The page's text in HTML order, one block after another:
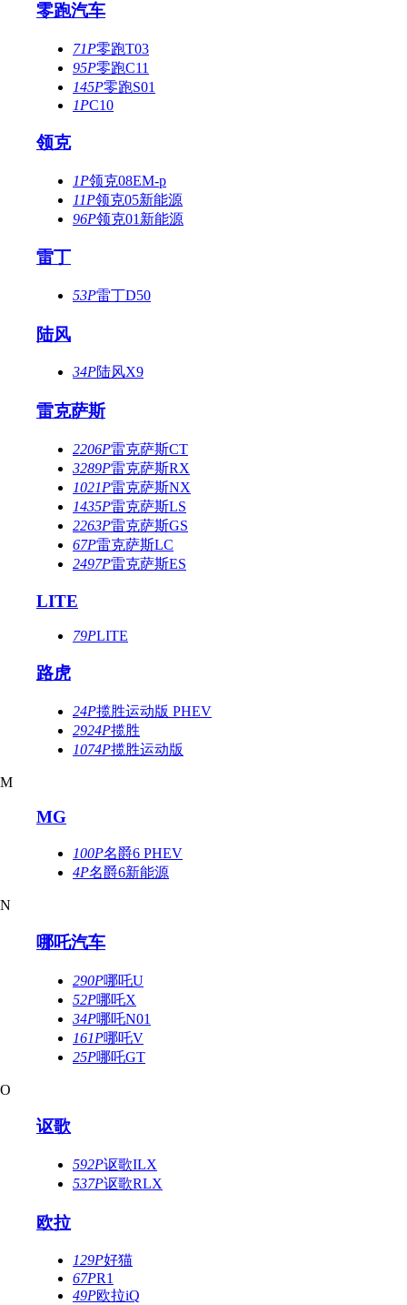
零跑汽车
71P零跑T03
95P零跑C11
145P零跑S01
1PC10
领克
1P领克08EM-p
11P领克05新能源
96P领克01新能源
雷丁
53P雷丁D50
陆风
34P陆风X9
雷克萨斯
2206P雷克萨斯CT
3289P雷克萨斯RX
1021P雷克萨斯NX
1435P雷克萨斯LS
2263P雷克萨斯GS
67P雷克萨斯LC
2497P雷克萨斯ES
LITE
79PLITE
路虎
24P揽胜运动版 PHEV
2924P揽胜
1074P揽胜运动版
M
MG
100P名爵6 PHEV
4P名爵6新能源
N
哪吒汽车
290P哪吒U
52P哪吒X
34P哪吒N01
161P哪吒V
25P哪吒GT
O
讴歌
592P讴歌ILX
537P讴歌RLX
欧拉
129P好猫
67PR1
49P欧拉iQ